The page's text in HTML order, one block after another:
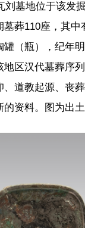
刘墓地位于该发
葬110座，其中
（瓶），纪年
地区汉代墓葬序
、道教起源、丧
资料。图为出土